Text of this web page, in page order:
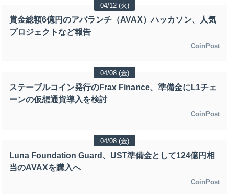
04/12 (火)
賞金総額6億円のアバランチ（AVAX）ハッカソン、人気
プロジェクトなど報告
CoinPost
04/08 (金)
ステーブルコイン発行のFrax Finance、準備金にL1チェ
ーンの仮想通貨導入を検討
CoinPost
04/08 (金)
Luna Foundation Guard、UST準備金として124億円相
当のAVAXを購入へ
CoinPost